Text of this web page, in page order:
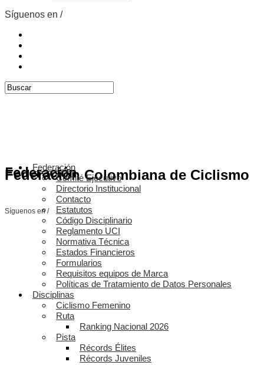
Síguenos en /
Federación Colombiana de Ciclismo
Federación
Síguenos en /
Federación
Comité Ejecutivo
Directorio Institucional
Contacto
Estatutos
Código Disciplinario
Reglamento UCI
Normativa Técnica
Estados Financieros
Formularios
Requisitos equipos de Marca
Políticas de Tratamiento de Datos Personales
Disciplinas
Ciclismo Femenino
Ruta
Ranking Nacional 2026
Pista
Récords Élites
Récords Juveniles